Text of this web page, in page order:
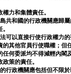
力和集體責任。
島共和國的行政機關應歸
法可以直接行使行政權力
的其他官員行使職權；但
任何委派均不得減輕內閣
策的責任。
的行政機關應包括但不限